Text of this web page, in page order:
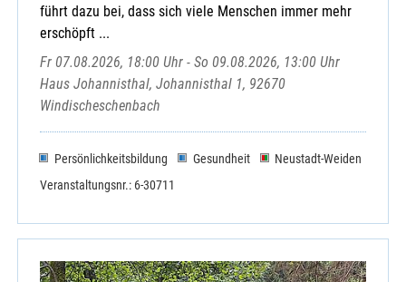
führt dazu bei, dass sich viele Menschen immer mehr
erschöpft ...
Fr 07.08.2026, 18:00 Uhr - So 09.08.2026, 13:00 Uhr
Haus Johannisthal, Johannisthal 1, 92670
Windischeschenbach
Persönlichkeitsbildung Gesundheit
Neustadt-Weiden
Veranstaltungsnr.: 6-30711